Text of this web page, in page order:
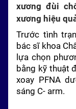
xương đùi
xương hiệu
Trước tình
bác sĩ khoa
lựa chọn
bằng kỹ thuật
xoay PFNA
sáng C- arm.